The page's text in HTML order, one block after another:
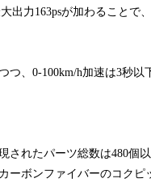
出力163psが加わることで
、0‐100km/h加速は3秒以
されたパーツ総数は480個
ーボンファイバーのコクピ